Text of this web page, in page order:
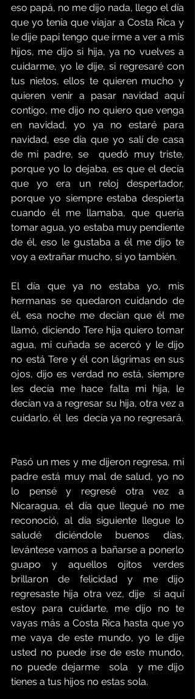
eso papá, no me dijo nada, llego el día
que yo tenía que viajar a Costa Rica y
le dije papi tengo que irme a ver a mis
hijos, me dijo si hija, ya no vuelves a
cuidarme, yo le dije, si regresaré con
tus nietos, ellos te quieren mucho y
quieren venir a pasar navidad aquí
contigo, me dijo no quiero que venga
en navidad, yo ya no estaré para
navidad, ese día que yo salí de casa
de mi padre, se  quedó muy triste,
porque yo lo dejaba, es que el decía
que yo era un reloj despertador,
porque yo siempre estaba despierta
cuando él me llamaba, que quería
tomar agua, yo estaba muy pendiente
de él, eso le gustaba a él me dijo te
voy a extrañar mucho, si yo también.
El día que ya no estaba yo, mis
hermanas se quedaron cuidando de
él, esa noche me decían que él me
llamó, diciendo Tere hija quiero tomar
agua, mi cuñada se acercó y le dijo
no está Tere y él con lágrimas en sus
ojos, dijo es verdad no está, siempre
les decía me hace falta mi hija, le
decían va a regresar su hija, otra vez a
Pasó un mes y me dijeron regresa, mi
padre está muy mal de salud, yo no
lo pensé y regresé otra vez a
Nicaragua, el día que llegué no me
reconoció, al día siguiente llegue lo
saludé diciéndole buenos días,
levántese vamos a bañarse a ponerlo
guapo y aquellos ojitos verdes
brillaron de felicidad y me dijo
regresaste hija otra vez, dije  si aquí
estoy para cuidarte, me dijo no te
vayas más a Costa Rica hasta que yo
me vaya de este mundo, yo le dije
usted no puede irse de este mundo,
no puede dejarme  sola  y me dijo
tienes a tus hijos no estas sola.